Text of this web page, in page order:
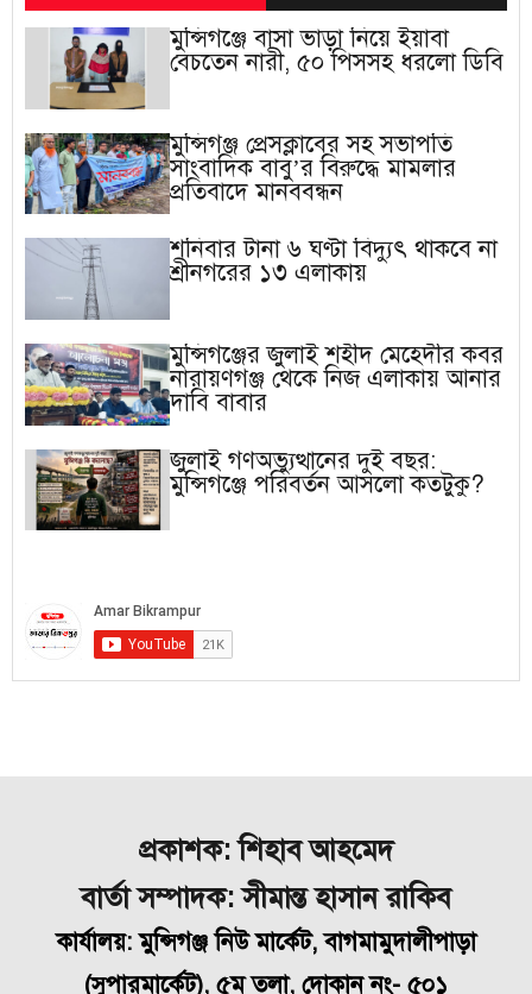
মুন্সিগঞ্জে বাসা ভাড়া নিয়ে ইয়াবা
বেচতেন নারী, ৫০ পিসসহ ধরলো ডিবি
মুন্সিগঞ্জ প্রেসক্লাবের সহ সভাপতি
সাংবাদিক বাবু’র বিরুদ্ধে মামলার
প্রতিবাদে মানববন্ধন
শনিবার টানা ৬ ঘণ্টা বিদ্যুৎ থাকবে না
শ্রীনগরের ১৩ এলাকায়
মুন্সিগঞ্জের জুলাই শহীদ মেহেদীর কবর
নারায়ণগঞ্জ থেকে নিজ এলাকায় আনার
দাবি বাবার
জুলাই গণঅভ্যুত্থানের দুই বছর:
মুন্সিগঞ্জে পরিবর্তন আসলো কতটুকু?
প্রকাশক: শিহাব আহমেদ
বার্তা সম্পাদক: সীমান্ত হাসান রাকিব
কার্যালয়: মুন্সিগঞ্জ নিউ মার্কেট, বাগমামুদালীপাড়া
(সুপারমার্কেট), ৫ম তলা, দোকান নং- ৫০১